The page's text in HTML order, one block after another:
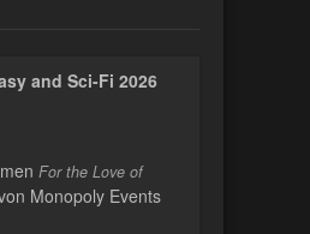
and Sci-Fi 2026
For the Love of
Monopoly Events